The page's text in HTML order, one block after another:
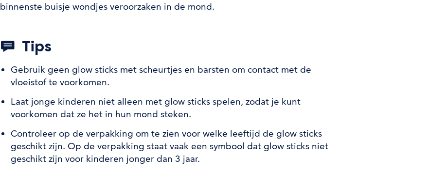
binnenste buisje wondjes veroorzaken in de mond.
Tips
Gebruik geen glow sticks met scheurtjes en barsten om contact met de
vloeistof te voorkomen.
Laat jonge kinderen niet alleen met glow sticks spelen, zodat je kunt
voorkomen dat ze het in hun mond steken.
Controleer op de verpakking om te zien voor welke leeftijd de glow sticks
geschikt zijn. Op de verpakking staat vaak een symbool dat glow sticks niet
geschikt zijn voor kinderen jonger dan 3 jaar.